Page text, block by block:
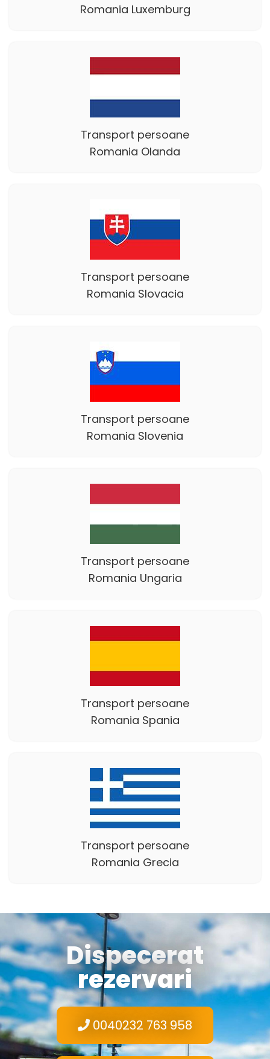
Romania Luxemburg
Transport persoane
Romania Olanda
Transport persoane
Romania Slovacia
Transport persoane
Romania Slovenia
Transport persoane
Romania Ungaria
Transport persoane
Romania Spania
Transport persoane
Romania Grecia
Dispecerat
rezervari
0040232 763 958